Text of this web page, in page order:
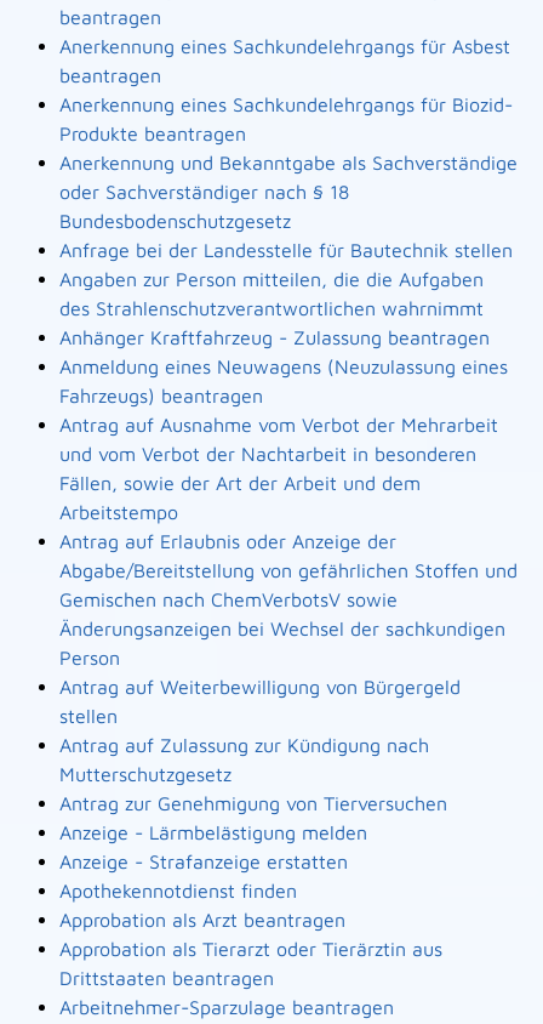
beantragen
Anerkennung eines Sachkundelehrgangs für Asbest
beantragen
Anerkennung eines Sachkundelehrgangs für Biozid-
Produkte beantragen
Anerkennung und Bekanntgabe als Sachverständige
oder Sachverständiger nach § 18
Bundesbodenschutzgesetz
Anfrage bei der Landesstelle für Bautechnik stellen
Angaben zur Person mitteilen, die die Aufgaben
des Strahlenschutzverantwortlichen wahrnimmt
Anhänger Kraftfahrzeug - Zulassung beantragen
Anmeldung eines Neuwagens (Neuzulassung eines
Fahrzeugs) beantragen
Antrag auf Ausnahme vom Verbot der Mehrarbeit
und vom Verbot der Nachtarbeit in besonderen
Fällen, sowie der Art der Arbeit und dem
Arbeitstempo
Antrag auf Erlaubnis oder Anzeige der
Abgabe/Bereitstellung von gefährlichen Stoffen und
Gemischen nach ChemVerbotsV sowie
Änderungsanzeigen bei Wechsel der sachkundigen
Person
Antrag auf Weiterbewilligung von Bürgergeld
stellen
Antrag auf Zulassung zur Kündigung nach
Mutterschutzgesetz
Antrag zur Genehmigung von Tierversuchen
Anzeige - Lärmbelästigung melden
Anzeige - Strafanzeige erstatten
Apothekennotdienst finden
Approbation als Arzt beantragen
Approbation als Tierarzt oder Tierärztin aus
Drittstaaten beantragen
Arbeitnehmer-Sparzulage beantragen